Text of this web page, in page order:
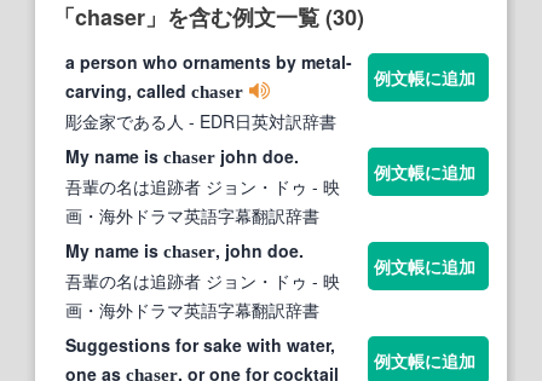
「chaser」を含む例文一覧 (30)
a person who ornaments by metal-
carving, called chaser
彫金家である人 - EDR日英対訳辞書
例文帳に追加
My name is chaser john doe.
吾輩の名は追跡者 ジョン・ドゥ - 映
画・海外ドラマ英語字幕翻訳辞書
例文帳に追加
My name is chaser, john doe.
吾輩の名は追跡者 ジョン・ドゥ - 映
画・海外ドラマ英語字幕翻訳辞書
例文帳に追加
Suggestions for sake with water,
one as chaser, or one for cocktail
例文帳に追加